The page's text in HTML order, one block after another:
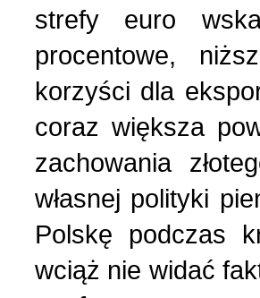
U
Wojna
Wybory
strefy euro
procentowe,
korzyści dla
coraz większa
zachowania
własnej polityki
Polskę podczas
wciąż nie widać